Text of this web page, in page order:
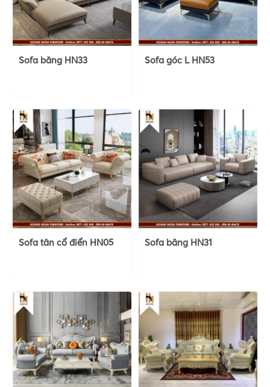
Sofa băng HN33 Sofa góc L HN53
Sofa tân cổ điển HN05 Sofa băng HN31